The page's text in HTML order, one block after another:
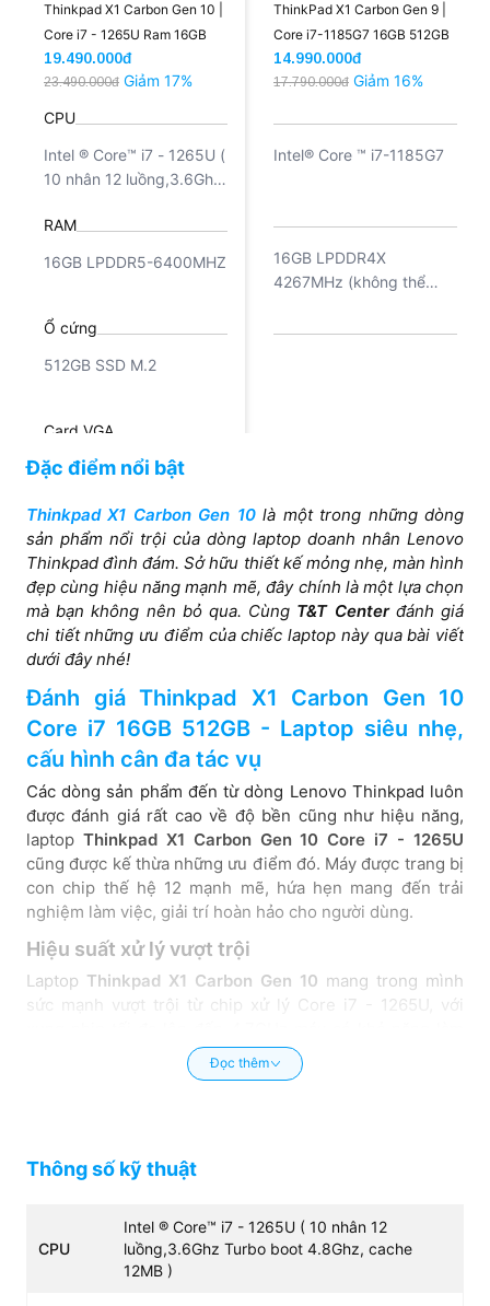
Thinkpad X1 Carbon Gen 10 |
Core i7 - 1265U Ram 16GB
SSD 512GB (LikeNew)
19.490.000đ
23.490.000đ Giảm 17%
CPU
Intel ® Core™ i7 - 1265U (
10 nhân 12 luồng,3.6Ghz
cache 12MB )
RAM
16GB LPDDR5-6400MHZ
Ổ cứng
512GB SSD M.2
Card VGA
Intel® Iris® Xe Graphics
Màn hình
14inch FHD+ (1920 x
1200) IPS, anti-glare,
400 nits, low power,
100% sRGB
ThinkPad X1 Carbon Gen 9 |
Core i7-1185G7 16GB 512GB
14.990.000đ
17.790.000đ Giảm 16%
Intel® Core ™ i7-1185G7
16GB LPDDR4X
4267MHz (không thể
14.0″ FHD (1920 x 1200)
IPS Touch, anti-glare,
low-power, 400 nits
Đặc điểm nổi bật
Thinkpad X1 Carbon Gen 10là một trong những dòng
sản phẩm nổi trội của dòng laptop doanh nhân Lenovo
Thinkpad đình đám. Sở hữu thiết kế mỏng nhẹ, màn hình
đẹp cùng hiệu năng mạnh mẽ, đây chính là một lựa chọn
mà bạn không nên bỏ qua. Cùng T&T Centerđánh giá
chi tiết những ưu điểm của chiếc laptop này qua bài viết
dưới đây nhé!
Đánh giá Thinkpad X1 Carbon Gen 10
Core i7 16GB 512GB - Laptop siêu nhẹ,
cấu hình cân đa tác vụ
Các dòng sản phẩm đến từ dòng Lenovo Thinkpad luôn
được đánh giá rất cao về độ bền cũng như hiệu năng,
laptop Thinkpad X1 Carbon Gen 10 Core i7 - 1265U
cũng được kế thừa những ưu điểm đó. Máy được trang bị
con chip thế hệ 12 mạnh mẽ, hứa hẹn mang đến trải
nghiệm làm việc, giải trí hoàn hảo cho người dùng.
Hiệu suất xử lý vượt trội
Laptop Thinkpad X1 Carbon Gen 10 mang trong mình
sức mạnh vượt trội từ chip xử lý Core i7 - 1265U, với
việc mạnh mẽ với các tác vụ từ văn phòng cho đến đồ
họa chuyên nghiệp. Cùng với card đồ họa Intel Iris Xe
Đọc thêm
Thông số kỹ thuật
CPU
Intel ® Core™ i7 - 1265U ( 10 nhân 12
luồng,3.6Ghz Turbo boot 4.8Ghz, cache
12MB )